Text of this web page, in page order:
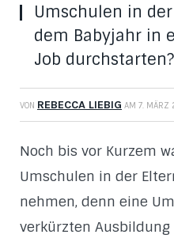
Umschulen in
dem Babyjahr in
Job durchstarten?
VON REBECCA LIEBIG AM 7. MÄRZ
Noch bis vor Kurzem
Umschulen in der
nehmen, denn eine
verkürzten Ausbildung